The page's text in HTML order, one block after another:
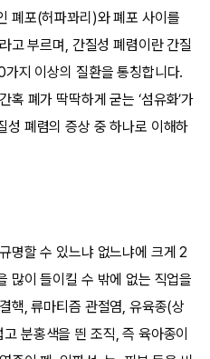
폐포(허파꽈리)와 폐포 사이를
고 부르며, 간질성 폐렴이란 간질
지 이상의 질환을 통칭합니다.
혹 폐가 딱딱하게 굳는 ‘섬유화’가
성 폐렴의 증상 중 하나로 이해하
명할 수 있느냐 없느냐에 크게 2
많이 들이킬 수 밖에 없는 직업을
핵, 류마티즘 관절염, 유육종(상
분홍색을 띈 조직, 즉 육아종이